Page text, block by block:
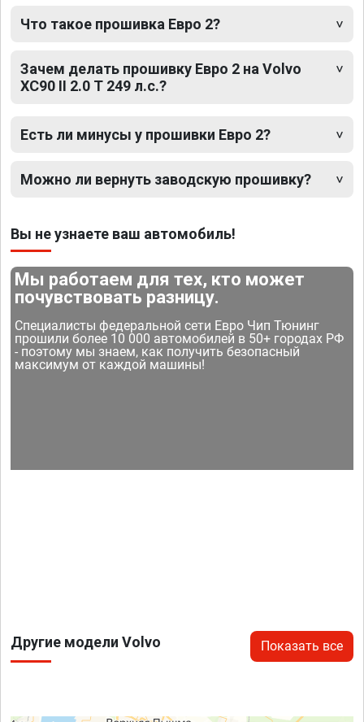
Что такое прошивка Евро 2?
Зачем делать прошивку Евро 2 на Volvo
XC90 II 2.0 T 249 л.с.?
Есть ли минусы у прошивки Евро 2?
Можно ли вернуть заводскую прошивку?
Вы не узнаете ваш автомобиль!
Мы работаем для тех, кто может
почувствовать разницу.
Специалисты федеральной сети Евро Чип Тюнинг
прошили более 10 000 автомобилей в 50+ городах РФ
- поэтому мы знаем, как получить безопасный
максимум от каждой машины!
Другие модели Volvo Показать все